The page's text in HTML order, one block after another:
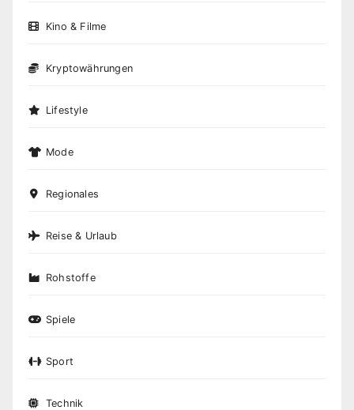
Kino & Filme
Kryptowährungen
Lifestyle
Mode
Regionales
Reise & Urlaub
Rohstoffe
Spiele
Sport
Technik